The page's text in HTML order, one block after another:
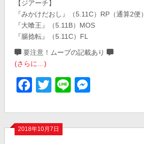
【ジアーチ】
『みかけだおし』（5.11C）RP（通算2便）
『大喰王』（5.11B）MOS
『腸捻転』（5.11C）FL
要注意！ムーブの記載あり
(さらに…)
Facebook
Twitter
Line
2018年10月7日